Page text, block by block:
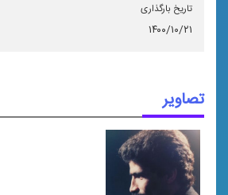
تاریخ بارگذاری
۱۴۰۰/۱۰/۲۱
تصاویر